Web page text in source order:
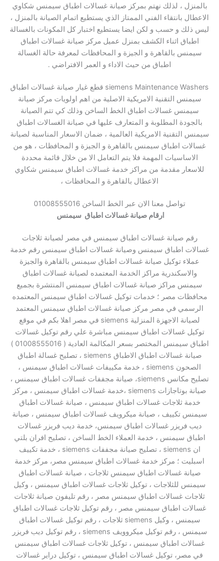
بالمنزل ، لذلك نهتم بمركز صيانة غسالات اطباق سيمنس شكاوي
الاعطال بانتقاء الفني الممتاز الذي يستطيع اتمام الصيانة بالمنزل ،
ليس ذلك و حسب و لكن ايضا يستطيع اختبار كل المكونات بالغسالة
اطباق اثناء الكشف بمنزل عميل مركز صيانة غسالات اطباق
سيمنس بالقاهرة و الجيزة و المحافظات لمعرفة حالة الغسالة
اطباق من حيث الاداء و العمر الافتراضي .
siemens Maintenance Washers قطع غيار صيانة غسالات اطباق
سيمنس التقنية الامريكية الاصلية من اهم اولويات مركز صيانة
سيمنس غسالات اطباق الخط الساخن وذلك كي تتم الصيانة
بالجودة المطلوبة و المتعارف عليها في صيانة الغسالات اطباق
سيمنس التقنية الامريكية العالمية ، ضمان الاسعار المناسبة لصيانة
غسالات اطباق سيمنس بالقاهرة و الجيزة و المحافظات ، هو من
الاساسيات المهمة فلا يتم التعامل الا من خلال قائمة محددة
للاسعار مقدمة من مراكز خدمة غسالات اطباق سيمنس شكاوي
الاعطال بالقاهرة و المحافظات ،
تواصل معنا الان عبر الخط الساخن 01008555016
ارقام صيانة غسالات اطباق سيمنس
رقم صيانة غسالات اطباق سيمنس في مصر لصيانة ثلاجات
غسالات اطباق سيمنس وصيانة غسالات اطباق سيمنس رقم خدمة
عملاء توكيل صيانة غسالات اطباق سيمنس بالقاهرة والجيزة
والاسكندرية مراكز الخدمة المعتمده لصيانة غسالات اطباق
سيمنس مراكز صيانة غسالات اطباق سيمنس المنتشرة بجميع
محافظات مصر ؛ خدمات توكيل غسالات اطباق سيمنس المعتمده
الرسمي في مصر مركز صيانة غسالات اطباق سيمنس المعتمد
لصيانة الاجهزة المنزلية siemens في مصر اهلا بكم في موقع
توكيل غسالات اطباق سيمنس مباشرة علي رقم توكيل غسالات
اطباق سيمنس المختصر بسعر المكالمة العادية ( 01008555016 )
صيانة غسالات اطباق الاطباق siemens ، تصليح غسالة اطباق
الصحون siemens ، خدمة مكييفات غسالات اطباق سيمنس ،
تصليح مكانس siemens، صيانة مجففات غسالات اطباق سيمنس ،
صيانة بوتاجازات siemens ،خدمة غسالات اطباق سيمنس ، مركز
خدمة ثلاجات غسالات اطباق سيمنس ، صيانة غسالات اطباق
سيمنس تكييف ، صيانة ميكرويف غسالات اطباق سيمنس ، صيانة
ديب فريزر غسالات اطباق سيمنس، خدمة ديب فريزر غسالات
اطباق سيمنس ، خدمة العملاء الخط الساخن ، تصليح افران بلتي
ان siemens ، تصليح صيانة مجففات siemens ، خدمة تكييف
اسبليت ؛ مركز خدمة غسالات اطباق سيمنس مصر، مركز خدمة
صيانة غسالات اطباق سيمنس ثلاجات ، صيانة غسالات اطباق
سيمنس للثلاجات ، توكيل ثلاجات غسالات اطباق سيمنس ، وكيل
ثلاجات غسالات اطباق سيمنس مصر ، رقم تليفون صيانة ثلاجات
غسالات اطباق سيمنس مصر ، رقم توكيل ثلاجات غسالات اطباق
سيمنس ، وكيل siemens ثلاجات ، رقم توكيل غسالات اطباق
سيمنس ، رقم توكيل ميكروويف siemens ، رقم توكيل ديب فريزر
غسالات اطباق سيمنس ، توكيل ثلاجات غسالات اطباق سيمنس
في مصر، توكيل غسالات اطباق سيمنس ، توكيل دراير غسالات